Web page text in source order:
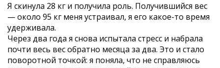
Я скинула 28 кг и получила роль. Получившийся вес
— около 95 кг меня устраивал, я его какое-то время
удерживала.
Через два года я снова испытала стресс и набрала
почти весь вес обратно месяца за два. Это и стало
поворотной точкой: я поняла, что не справляюсь